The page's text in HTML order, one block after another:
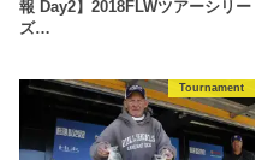
報 Day2】2018FLWツアーシリー
ズ…
Tournament